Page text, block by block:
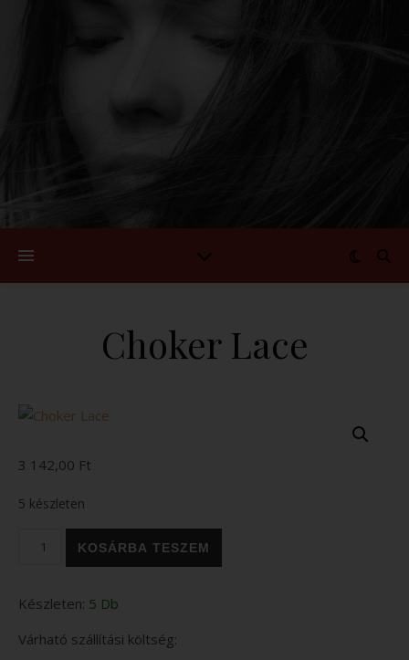
Choker Lace
3 142,00 Ft
5 készleten
Choker Lace mennyiség
KOSÁRBA TESZEM
Készleten: 5 Db
Várható szállítási költség: